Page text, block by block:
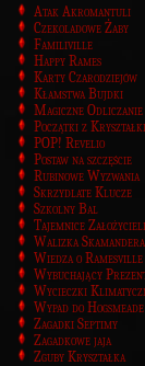
Atak Akromantuli
Czekoladowe Żaby
Familiville
Happy Rames
Karty Czarodziejów
Kłamstwa Bujdki
Magiczne Odliczanie
Początki z
POP! Revelio
Postaw na szczęście
Rubinowe Wyzwania
Skrzydlate Klucze
Szkolny Bal
Tajemnice Założycieli
Walizka Skamandera
Wiedza o Ramesville
Wybuchający
Wycieczki
Wypad do Hogsmeade
Zagadki Septimy
Zagadkowe jaja
Zguby Kryształka